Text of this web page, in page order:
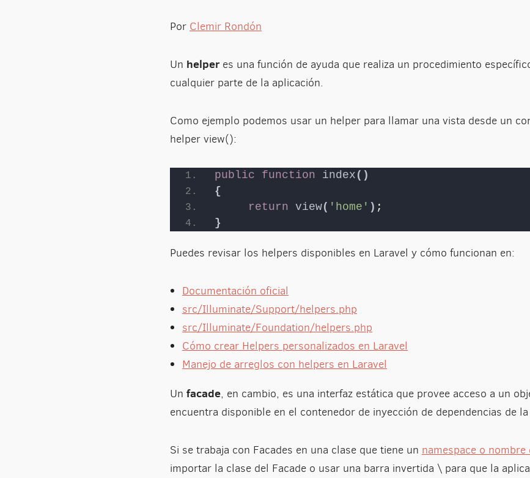
Por Clemir Rondón
Un helperes una función de ayuda que realiza un procedimiento
cualquier parte de la aplicación.
Como ejemplo podemos usar un helper para llamar una vista desde un
helper view():
public function index ()
{
return view( 'home' ) ;
}
Puedes revisar los helpers disponibles en Laravel y cómo funcionan en:
Documentación oficial
src/Illuminate/Support/helpers.php
src/Illuminate/Foundation/helpers.php
Cómo crear Helpers personalizados en Laravel
Manejo de arreglos con helpers en Laravel
Un facade, en cambio, es una interfaz estática que provee acceso a un
encuentra disponible en el contenedor de inyección de dependencias de
Si se trabaja con Facades en una clase que tiene un namespace o nombre
importar la clase del Facade o usar una barra invertida \ para que la